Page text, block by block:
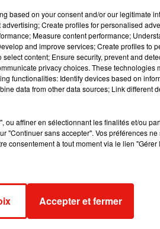
en fin de journée. Pour compenser
de transports ferroviaire pour les
à dimanche 16h20 et entre
D’autres travaux suivront lors des
based on your consent and/or our legitimate
Create profiles for personalised
Measure content performance;
and improve services; Create profiles to
content; Ensure security, prevent and
privacy choices. These technologies
functionalities: Identify devices based on
data from other data sources; Link different
ou affiner en sélectionnant les finalités et/ou
"Continuer sans accepter". Vos préférences
consentement à tout moment via le lien
Accepter et fermer